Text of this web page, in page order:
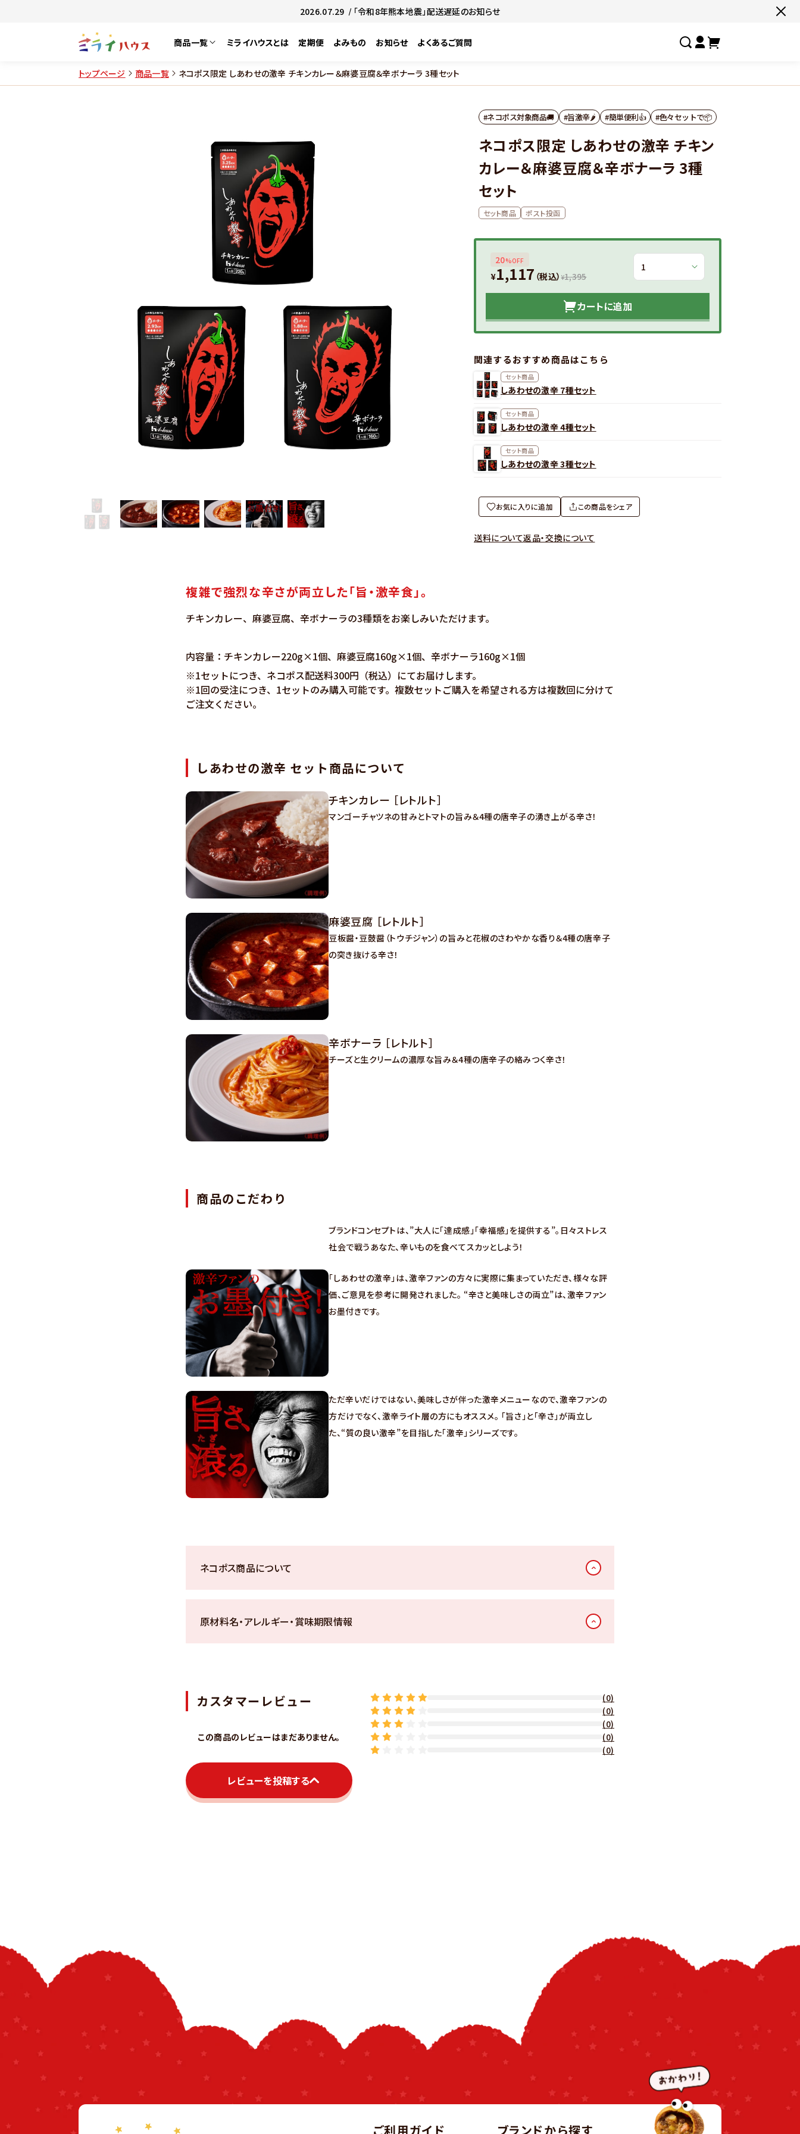
2026.07.29 / 「令和8年熊本地震」配送遅延のお知らせ
商品一覧
しあわせの激辛
選ばれし人気店
ミライハウスとは 定期便 よみもの お知らせ よくあるご質問
#ネコポス対象商品🚚 #有名店の味🧑‍🍳
トップページ 商品一覧 ネコポス限定 しあわせの激辛 チキンカレー＆麻婆豆腐＆辛ボナーラ 3種セット
#ネコポス対象商品🚚 #旨激辛🌶 #簡単便利👍 #色々セットで📦
ネコポス限定 しあわせの激辛 チキン
カレー＆麻婆豆腐＆辛ボナーラ 3種
セット
セット商品 ポスト投函
20%OFF
¥1,117 （税込） ¥1,395
カートに追加
関連するおすすめ商品はこちら
セット商品
しあわせの激辛 7種セット
セット商品
しあわせの激辛 4種セット
セット商品
しあわせの激辛 3種セット
お気に入りに追加 この商品をシェア
送料について返品・交換について
複雑で強烈な辛さが両立した「旨・激辛食」。
チキンカレー、麻婆豆腐、辛ボナーラの3種類をお楽しみいただけます。
内容量：チキンカレー220g×1個、麻婆豆腐160g×1個、辛ボナーラ160g×1個
※1セットにつき、ネコポス配送料300円（税込）にてお届けします。
※1回の受注につき、1セットのみ購入可能です。複数セットご購入を希望される方は複数回に分けて
ご注文ください。
しあわせの激辛 セット商品について
チキンカレー ［レトルト］
マンゴーチャツネの甘みとトマトの旨み＆4種の唐辛子の湧き上がる辛さ！
麻婆豆腐 ［レトルト］
豆板醤・豆鼓醤（トウチジャン）の旨みと花椒のさわやかな香り＆4種の唐辛子
の突き抜ける辛さ！
辛ボナーラ ［レトルト］
チーズと生クリームの濃厚な旨み＆4種の唐辛子の絡みつく辛さ！
商品のこだわり
ブランドコンセプトは、”大人に「達成感」「幸福感」を提供する”。日々ストレス
社会で戦うあなた、辛いものを食べてスカッとしよう！
「しあわせの激辛」は、激辛ファンの方々に実際に集まっていただき、様々な評
価、ご意見を参考に開発されました。 “辛さと美味しさの両立”は、激辛ファン
お墨付きです。
ただ辛いだけではない、美味しさが伴った激辛メニューなので、激辛ファンの
方だけでなく、激辛ライト層の方にもオススメ。 「旨さ」と「辛さ」が両立し
た、“質の良い激辛”を目指した「激辛」シリーズです。
ネコポス商品について
原材料名・アレルギー・賞味期限情報
カスタマーレビュー
この商品のレビューはまだありません。
レビューを投稿する
(0)
(0)
(0)
(0)
(0)
ご利用ガイド ブランドから探す